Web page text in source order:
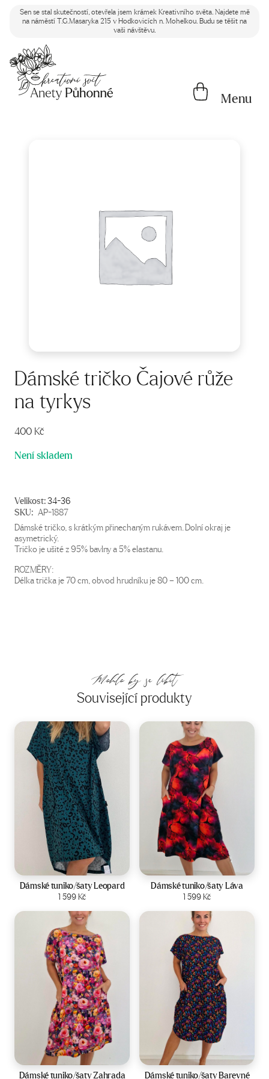
Sen se stal skutečností, otevřela jsem krámek Kreativního světa. Najdete mě
na náměstí T.G.Masaryka 215 v Hodkovicích n. Mohelkou. Budu se těšit na
vaši návštěvu.
Menu
Dámské tričko Čajové růže
na tyrkys
400 Kč
Není skladem
Velikost:34-36
SKU: AP-1887
Dámské tričko, s krátkým přinechaným rukávem. Dolní okraj je
asymetrický.
Tričko je ušité z 95% bavlny a 5% elastanu.
ROZMĚRY:
Délka trička je 70 cm, obvod hrudníku je 80 – 100 cm.
Mohlo by se líbit
Související produkty
Velikost:44-50
Dámské tuniko/šaty Leopard
1 599Kč
Zobrazit produkt
Velikost: 44-50
Dámské tuniko/šaty Láva
1 599Kč
Zobrazit produkt
Velikost:44-50
Dámské tuniko/šaty Zahrada
Velikost:44-50
Dámské tuniko/šaty Barevné